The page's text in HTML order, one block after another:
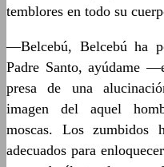
temblores en todo su
—Belcebú, Belcebú ha
Padre Santo, ayúdame
presa de una
imagen del aquel
moscas. Los zumbidos
adecuados para